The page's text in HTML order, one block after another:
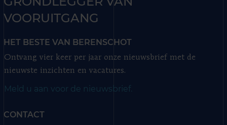
VOORUITGANG
HET BESTE VAN BERENSCHOT
Ontvang vier keer per jaar onze nieuwsbrief met de
nieuwste inzichten en vacatures.
Meld u aan voor de nieuwsbrief.
CONTACT